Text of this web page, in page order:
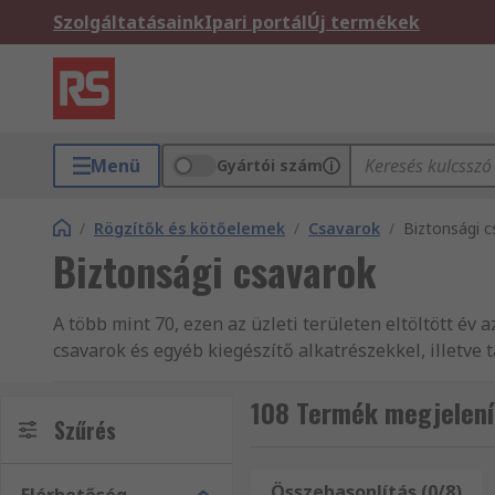
SzolgáltatásainkIpari portálÚj termékek
Menü Gyártói szám
/ Rögzítők és kötőelemek / Csavarok / Biztonsági
Biztonsági csavarok
A több mint 70, ezen az üzleti területen eltöltött év
csavarok és egyéb kiegészítő alkatrészekkel,
termékeink minőségében és remek
kiegészítő. Biztonsági csavarok és egyéb kiegészítő
Gépészeti termékek és eszközök árucikk-
Szűrés 108 Termék